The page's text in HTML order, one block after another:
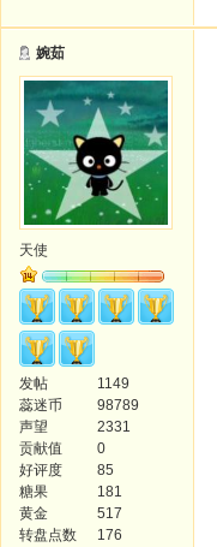
婉茹
天使
发帖
1149
蕊迷币
98789
声望
2331
贡献值
0
好评度
85
糖果
181
黄金
517
转盘点数
176